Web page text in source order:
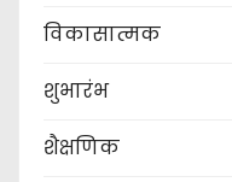
विकासात्मक
शुभारंभ
शैक्षणिक